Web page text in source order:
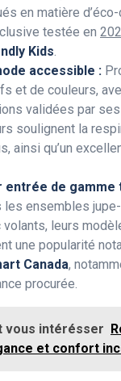
en matière
testée en
Kids.
accessible :
et de couleurs,
validées par
soulignent la
ainsi qu’un
entrée de gamme
les ensembles
leurs
une popularité
Canada,
procurée.
vous intérésser
et confort